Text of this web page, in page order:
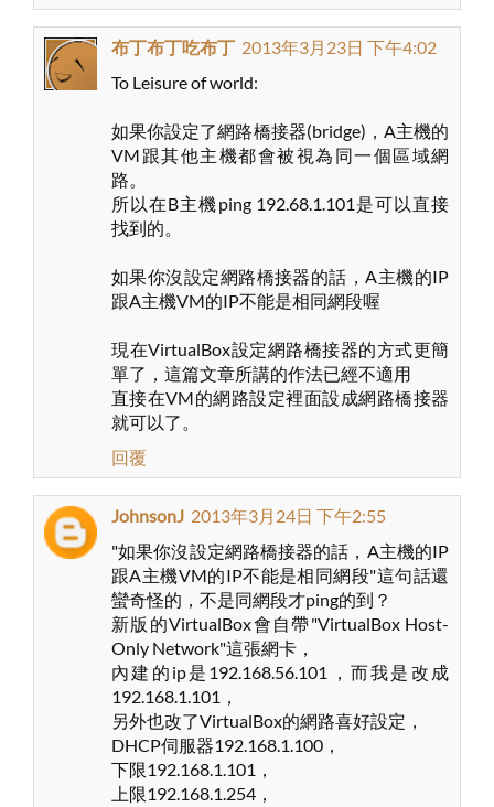
布丁布丁吃布丁 2013年3月23日 下午4:02
To Leisure of world:
如果你設定了網路橋接器(bridge)，A主機的
VM跟其他主機都會被視為同一個區域網
路。
所以在B主機ping 192.68.1.101是可以直接
找到的。
如果你沒設定網路橋接器的話，A主機的IP
跟A主機VM的IP不能是相同網段喔
現在VirtualBox設定網路橋接器的方式更簡
單了，這篇文章所講的作法已經不適用
直接在VM的網路設定裡面設成網路橋接器
就可以了。
回覆
JohnsonJ 2013年3月24日 下午2:55
"如果你沒設定網路橋接器的話，A主機的IP
跟A主機VM的IP不能是相同網段"這句話還
蠻奇怪的，不是同網段才ping的到？
新版的VirtualBox會自帶"VirtualBox Host-
Only Network"這張網卡，
內建的ip是192.168.56.101，而我是改成
192.168.1.101，
另外也改了VirtualBox的網路喜好設定，
DHCP伺服器192.168.1.100，
下限192.168.1.101，
上限192.168.1.254，